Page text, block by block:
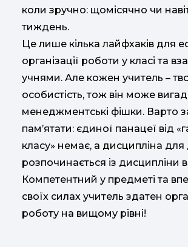
коли зручно: щомісячно чи
тиждень.
Це лише кілька лайфхаків для
організації роботи у класі та
учнями. Але кожен учитель –
особистість, тож він може
менеджментські фішки. Варто
пам’ятати: єдиної панацеї від
класу» немає, а дисципліна для
розпочинається із дисципліни
Компетентний у предметі та
своїх силах учитель здатен
роботу на вищому рівні!